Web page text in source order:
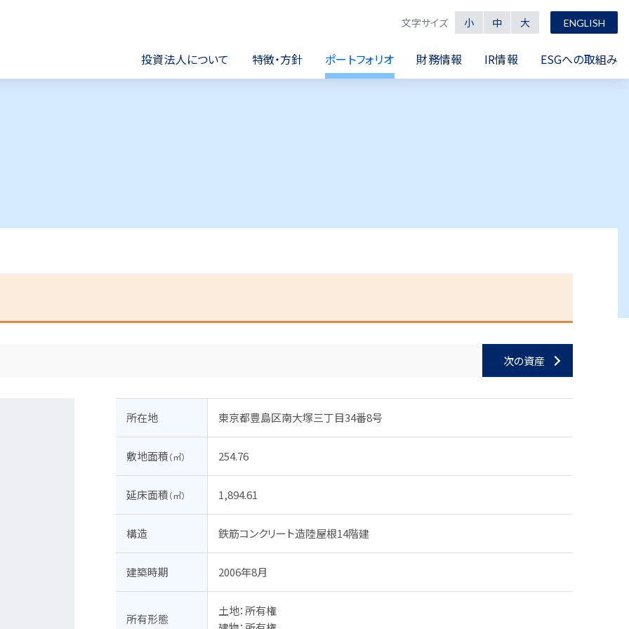
文字サイズ 小 中 大 ENGLISH
投資法人について 特徴・方針 ポートフォリオ 財務情報 IR情報 ESGへの取組み
次の資産
所在地 東京都豊島区南大塚三丁目34番8号
敷地面積（㎡） 254.76
延床面積（㎡） 1,894.61
構造 鉄筋コンクリート造陸屋根14階建
建築時期 2006年8月
所有形態
土地：所有権